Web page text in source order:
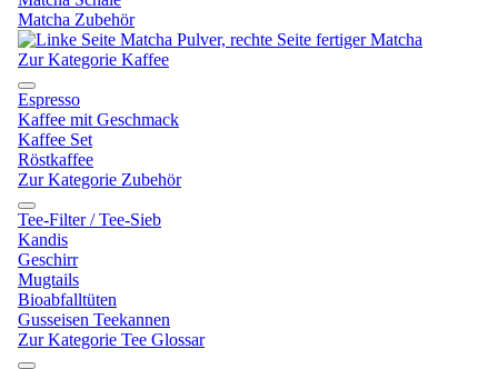
Matcha Zubehör
Zur Kategorie Kaffee
Espresso
Kaffee mit Geschmack
Kaffee Set
Röstkaffee
Zur Kategorie Zubehör
Tee-Filter / Tee-Sieb
Kandis
Geschirr
Mugtails
Bioabfalltüten
Gusseisen Teekannen
Zur Kategorie Tee Glossar